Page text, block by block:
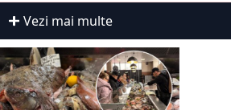
Vezi mai multe